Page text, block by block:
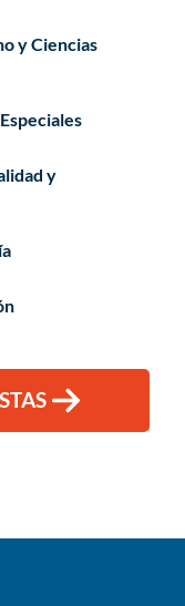
y Ciencias
y